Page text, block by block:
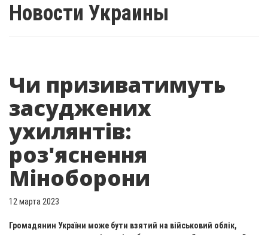
Новости Украины
Чи призиватимуть
засуджених
ухилянтів:
роз'яснення
Міноборони
12 марта 2023
Громадянин України може бути взятий на військовий облік,